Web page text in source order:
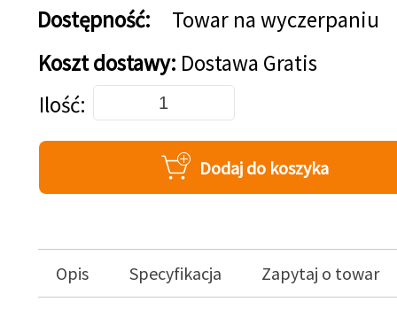
Dostępność:
Towar na wyczerpaniu
Koszt dostawy: Dostawa Gratis
Dodaj do koszyka
Ilość
Dodaj do koszyka
Opis Specyfikacja Zapytaj o towar